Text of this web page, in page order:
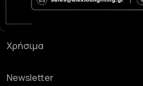
Χρήσιμα
Newsletter